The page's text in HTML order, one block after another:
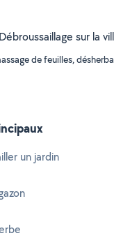
sur la
de feuilles,
un jardin